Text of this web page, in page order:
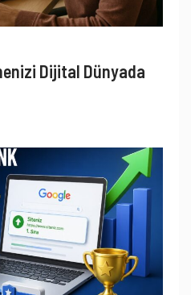
Dijital Dünyada